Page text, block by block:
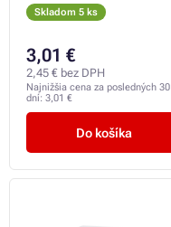
Skladom 5 ks
3,01 €
2,45 € bez DPH
Najnižšia cena za posledných 30
dní: 3,01 €
Do košíka